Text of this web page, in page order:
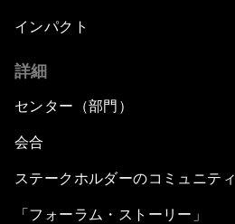
インパクト
詳細
センター（部門）
会合
ステークホルダーのコミュニティ
「フォーラム・ストーリー」